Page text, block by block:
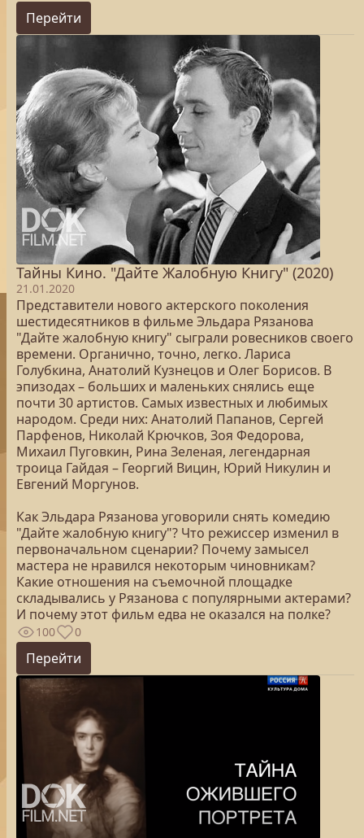
Перейти
Тайны Кино. "Дайте Жалобную Книгу" (2020)
21.01.2020
Представители нового актерского поколения
шестидесятников в фильме Эльдара Рязанова
"Дайте жалобную книгу" сыграли ровесников своего
времени. Органично, точно, легко. Лариса
Голубкина, Анатолий Кузнецов и Олег Борисов. В
эпизодах – больших и маленьких снялись еще
почти 30 артистов. Самых известных и любимых
народом. Среди них: Анатолий Папанов, Сергей
Парфенов, Николай Крючков, Зоя Федорова,
Михаил Пуговкин, Рина Зеленая, легендарная
троица Гайдая – Георгий Вицин, Юрий Никулин и
Евгений Моргунов.
Как Эльдара Рязанова уговорили снять комедию
"Дайте жалобную книгу"? Что режиссер изменил в
первоначальном сценарии? Почему замысел
мастера не нравился некоторым чиновникам?
Какие отношения на съемочной площадке
складывались у Рязанова с популярными актерами?
И почему этот фильм едва не оказался на полке?
100 0
Перейти